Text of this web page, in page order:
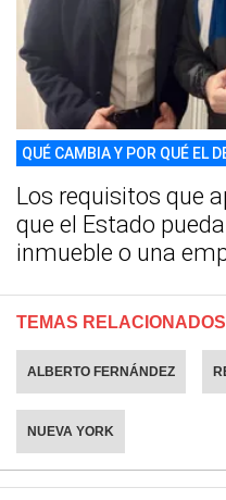
QUÉ CAMBIA Y POR QUÉ EL
Los requisitos que
que el Estado
inmueble o una
TEMAS RELACIONADOS
ALBERTO FERNÁNDEZ
NUEVA YORK